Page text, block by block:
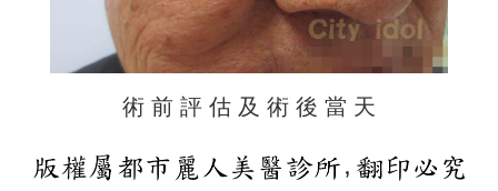
術 前 評 估 及 術 後 當 天